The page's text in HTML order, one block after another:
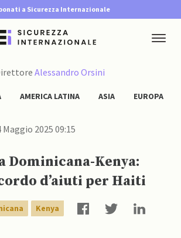
a Sicurezza Internazionale
Alessandro Orsini
AMERICA LATINA ASIA EUROPA
Maggio 2025 09:15
Dominicana-Kenya:
d’aiuti per Haiti
Kenya